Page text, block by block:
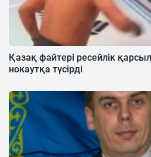
Қазақ файтері ресейлік
нокаутқа түсірді